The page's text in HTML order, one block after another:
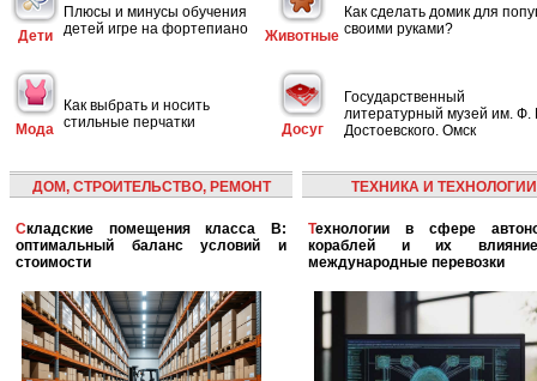
Дети
Плюсы и минусы обучения
детей игре на фортепиано
Животные
Как сделать домик для
своими руками?
Мода
Как выбрать и носить
стильные перчатки
Досуг
Государственный
литературный музей им. Ф.
Достоевского. Омск
ДОМ, СТРОИТЕЛЬСТВО, РЕМОНТ
Складские помещения класса B:
оптимальный баланс условий и
стоимости
ТЕХНИКА И ТЕХНОЛОГИИ
Технологии в сфере автономных
кораблей и их
международные перевозки